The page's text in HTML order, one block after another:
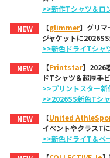
>>新作Tシャツ＆ロ
NEW
【glimmer】グリマ
ジャケットに
>>新色ドライTシャ
NEW
【Printstar】2026
ドTシャツ＆超厚手
>>プリントスター新
>>2026SS新色Tシ
NEW
【United
イベントやクラスT
>>新色ドライT＆ベ